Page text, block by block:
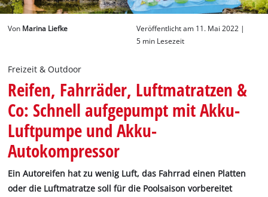
Deutsch
DEDeutsch
Von Marina Liefke
Veröffentlicht am 11. Mai 2022 |
5 min Lesezeit
Freizeit & Outdoor
Reifen, Fahrräder, Luftmatratzen &
Co: Schnell aufgepumpt mit Akku-
Luftpumpe und Akku-
Autokompressor
Ein Autoreifen hat zu wenig Luft, das Fahrrad einen Platten
oder die Luftmatratze soll für die Poolsaison vorbereitet